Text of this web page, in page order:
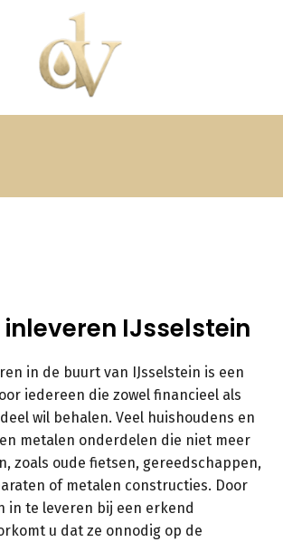
inleveren IJsselstein
in de buurt van IJsselstein is een
iedereen die zowel financieel als
wil behalen. Veel huishoudens en
metalen onderdelen die niet meer
zoals oude fietsen, gereedschappen,
of metalen constructies. Door
in te leveren bij een erkend
u dat ze onnodig op de